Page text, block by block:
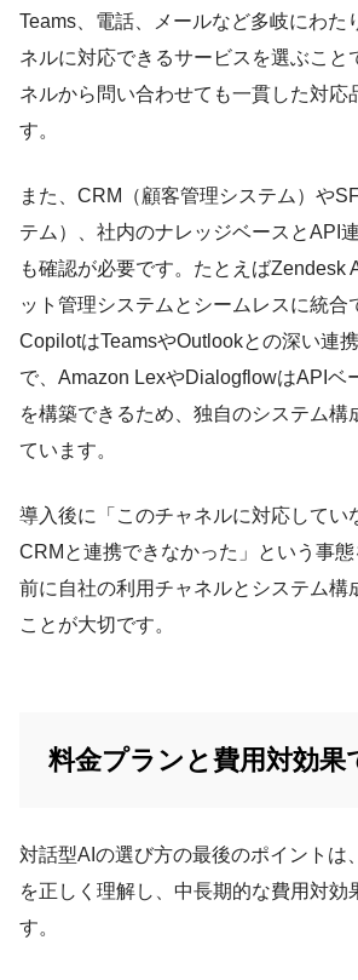
Teams、電話、メールなど多岐にわた
ネルに対応できるサービスを選ぶこと
ネルから問い合わせても一貫した対応
す。
また、CRM（顧客管理システム）や
テム）、社内のナレッジベースとAPI
も確認が必要です。たとえばZendesk
ット管理システムとシームレスに統合
CopilotはTeamsやOutlookとの深い連
で、Amazon LexやDialogflowはAPIベ
を構築できるため、独自のシステム構
ています。
導入後に「このチャネルに対応してい
CRMと連携できなかった」という事
前に自社の利用チャネルとシステム構
ことが大切です。
料金プランと費用対効果
対話型AIの選び方の最後のポイントは
を正しく理解し、中長期的な費用対効
す。